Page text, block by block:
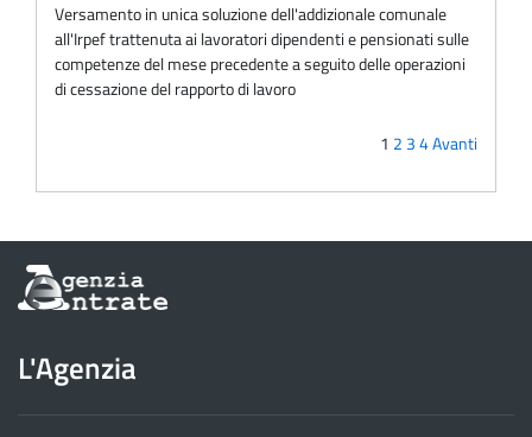
Versamento in unica soluzione dell'addizionale comunale
all'Irpef trattenuta ai lavoratori dipendenti e pensionati sulle
competenze del mese precedente a seguito delle operazioni
di cessazione del rapporto di lavoro
1 2 34Avanti
Informazioni
sul
dell'Agenzia
delle
Entrate
L'Agenzia